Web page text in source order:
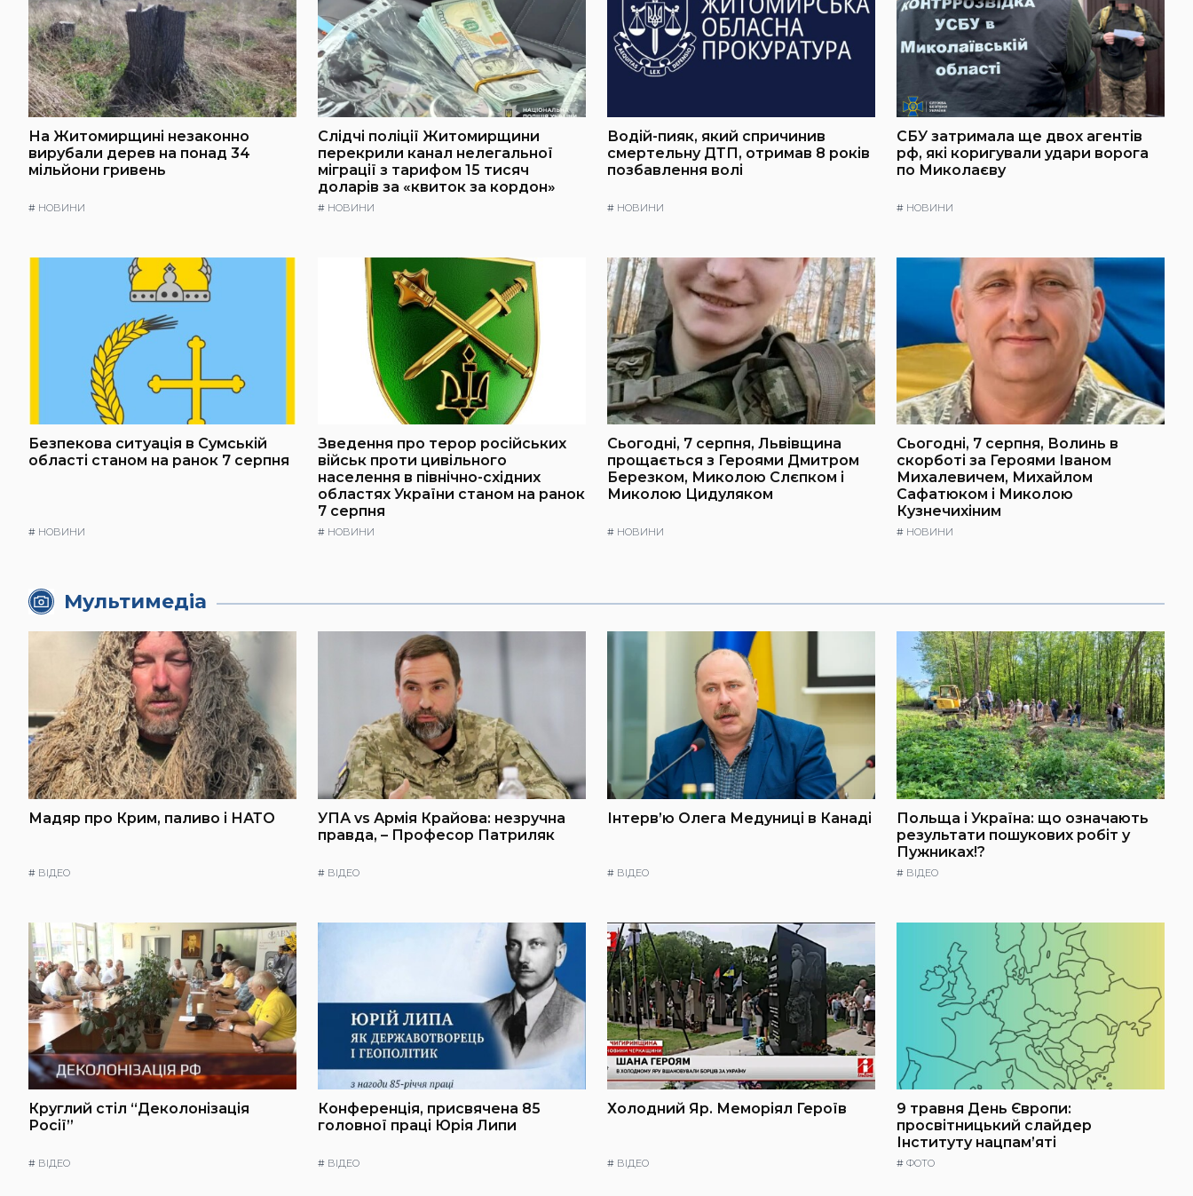
На Житомирщині незаконно
вирубали дерев на понад 34
мільйони гривень
# НОВИНИ
Слідчі поліції Житомирщини
перекрили канал нелегальної
міграції з тарифом 15 тисяч
доларів за «квиток за кордон»
# НОВИНИ
Водій-пияк, який спричинив
смертельну ДТП, отримав 8 років
позбавлення волі
# НОВИНИ
СБУ затримала ще двох агентів
рф, які коригували удари ворога
по Миколаєву
# НОВИНИ
Безпекова ситуація в Сумській
області станом на ранок 7 серпня
# НОВИНИ
Зведення про терор російських
військ проти цивільного
населення в північно-східних
областях України станом на ранок
7 серпня
# НОВИНИ
Сьогодні, 7 серпня, Львівщина
прощається з Героями Дмитром
Березком, Миколою Слєпком і
Миколою Цидуляком
# НОВИНИ
Сьогодні, 7 серпня, Волинь в
скорботі за Героями Іваном
Михалевичем, Михайлом
Сафатюком і Миколою
Кузнечихіним
# НОВИНИ
Мультимедіа
Мадяр про Крим, паливо і НАТО
# ВІДЕО
УПА vs Армія Крайова: незручна
правда, – Професор Патриляк
# ВІДЕО
Інтерв’ю Олега Медуниці в Канаді
# ВІДЕО
Польща і Україна: що означають
результати пошукових робіт у
Пужниках!?
# ВІДЕО
Круглий стіл “Деколонізація
Росії”
# ВІДЕО
Конференція, присвячена 85
головної праці Юрія Липи
# ВІДЕО
Холодний Яр. Меморіял Героїв
# ВІДЕО
9 травня День Європи:
просвітницький слайдер
Інституту нацпам’яті
# ФОТО